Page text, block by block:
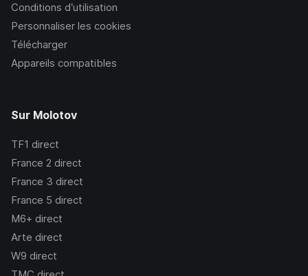
Conditions d’utilisation
Personnaliser les cookies
Télécharger
Appareils compatibles
Sur Molotov
TF1 direct
France 2 direct
France 3 direct
France 5 direct
M6+ direct
Arte direct
W9 direct